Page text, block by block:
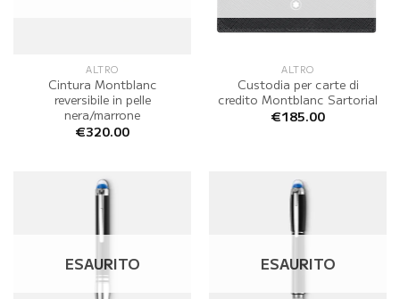
ALTRO
Cintura Montblanc
reversibile in pelle
nera/marrone
€320.00
ALTRO
Custodia per carte di
credito Montblanc Sartorial
€185.00
ESAURITO ESAURITO